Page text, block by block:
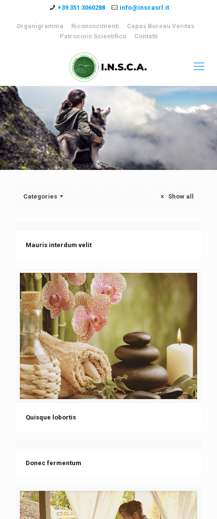
+39 351 3060288 info@inscasrl.it
Organigramma Riconoscimenti
Cepas Bureau Veritas
Patrocinio Scientifico
Contatti
Categories Show all
Mauris interdum velit
Quisque lobortis
Donec fermentum